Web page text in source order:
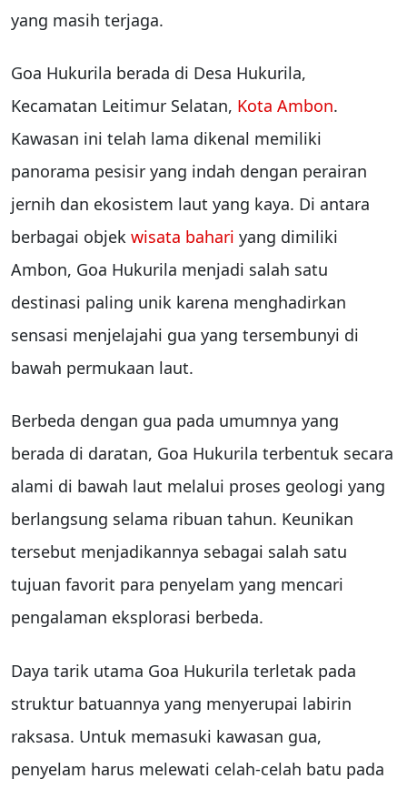
yang masih terjaga.
Goa Hukurila berada di Desa Hukurila,
Kecamatan Leitimur Selatan, Kota Ambon.
Kawasan ini telah lama dikenal memiliki
panorama pesisir yang indah dengan perairan
jernih dan ekosistem laut yang kaya. Di antara
berbagai objek wisata bahari yang dimiliki
Ambon, Goa Hukurila menjadi salah satu
destinasi paling unik karena menghadirkan
sensasi menjelajahi gua yang tersembunyi di
bawah permukaan laut.
Berbeda dengan gua pada umumnya yang
berada di daratan, Goa Hukurila terbentuk secara
alami di bawah laut melalui proses geologi yang
berlangsung selama ribuan tahun. Keunikan
tersebut menjadikannya sebagai salah satu
tujuan favorit para penyelam yang mencari
pengalaman eksplorasi berbeda.
Daya tarik utama Goa Hukurila terletak pada
struktur batuannya yang menyerupai labirin
raksasa. Untuk memasuki kawasan gua,
penyelam harus melewati celah-celah batu pada